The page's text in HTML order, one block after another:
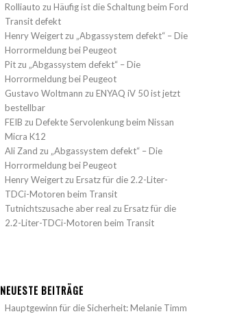
Rolliauto zuHäufig ist die Schaltung beim Ford
Transit defekt
Henry Weigertzu „Abgassystem defekt“ – Die
Horrormeldung bei Peugeot
Pitzu „Abgassystem defekt“ – Die
Horrormeldung bei Peugeot
Gustavo Woltmann zuENYAQ iV 50 ist jetzt
bestellbar
FEIB zuDefekte Servolenkung beim Nissan
Micra K12
Ali Zand zu „Abgassystem defekt“ – Die
Horrormeldung bei Peugeot
Henry WeigertzuErsatz für die 2.2-Liter-
TDCi-Motoren beim Transit
Tutnichtszusache aber real zuErsatz für die
2.2-Liter-TDCi-Motoren beim Transit
NEUESTE BEITRÄGE
Hauptgewinn für die Sicherheit: Melanie Timm